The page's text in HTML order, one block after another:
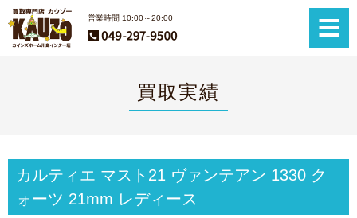
営業時間 10:00～20:00
買取実績
カルティエ マスト21 ヴァンテアン 1330 ク
ォーツ 21mm レディース